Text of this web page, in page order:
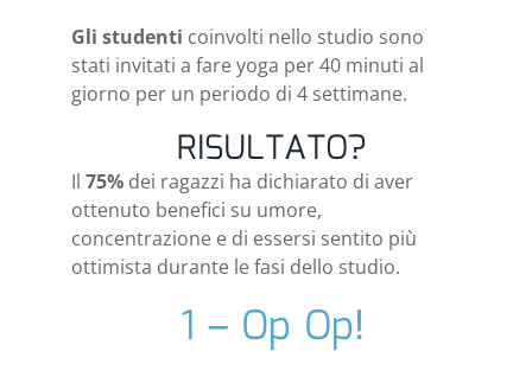
Gli studenti coinvolti nello studio sono
stati invitati a fare yoga per 40 minuti al
giorno per un periodo di 4 settimane.
RISULTATO?
Il 75% dei ragazzi ha dichiarato di aver
ottenuto benefici su umore,
concentrazione e di essersi sentito più
ottimista durante le fasi dello studio.
1 – Op Op!